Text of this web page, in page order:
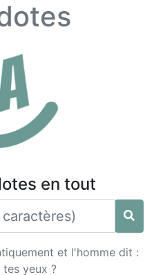
en tout
et l'homme dit :
tes yeux ?